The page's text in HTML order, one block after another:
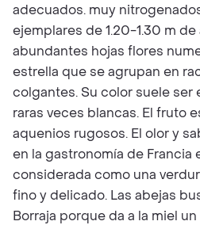
adecuados. muy
ejemplares de 1.20-1.30 m de
abundantes hojas flores
estrella que se agrupan en
colgantes. Su color suele ser
raras veces blancas. El fruto
aquenios rugosos. El olor y
en la gastronomía de Francia
considerada como una
fino y delicado. Las abejas
Borraja porque da a la miel